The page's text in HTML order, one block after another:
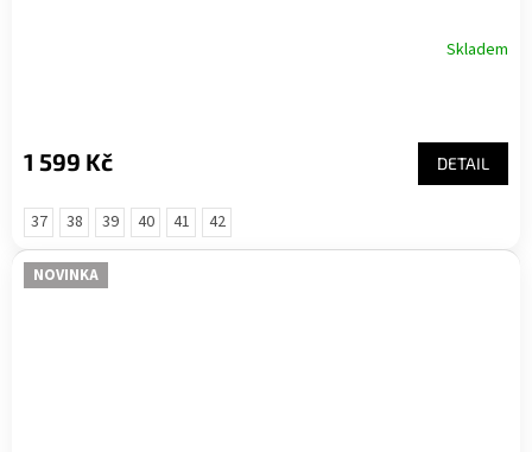
Skladem
1 599 Kč DETAIL
37 38 39 40 41 42
NOVINKA